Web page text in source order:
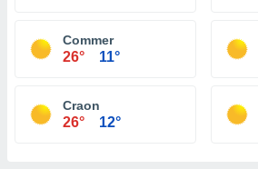
Commer
26° 11°
Craon
26° 12°